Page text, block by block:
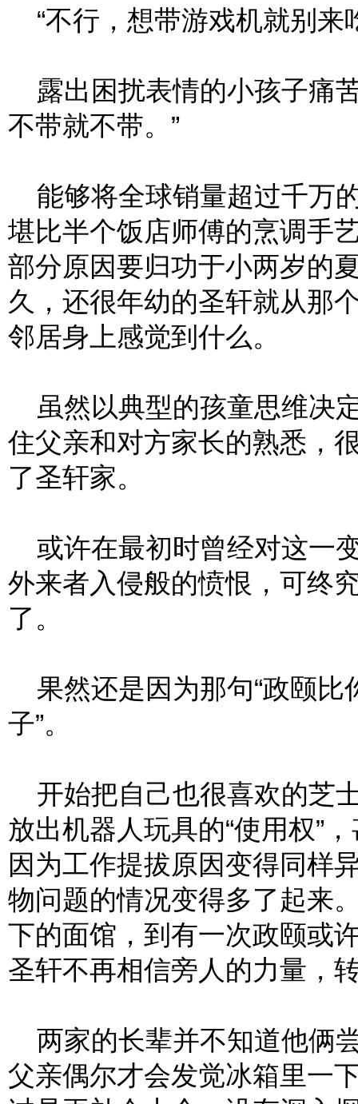
“不行，想带游戏机就别来
露出困扰表情的小孩子痛
不带就不带。”
能够将全球销量超过千万
堪比半个饭店师傅的烹调手
部分原因要归功于小两岁的
久，还很年幼的圣轩就从那
邻居身上感觉到什么。
虽然以典型的孩童思维决
住父亲和对方家长的熟悉，
了圣轩家。
或许在最初时曾经对这一
外来者入侵般的愤恨，可终
了。
果然还是因为那句“政颐比
子”。
开始把自己也很喜欢的芝
放出机器人玩具的“使用权”
因为工作提拔原因变得同样
物问题的情况变得多了起来
下的面馆，到有一次政颐或
圣轩不再相信旁人的力量，
两家的长辈并不知道他俩
父亲偶尔才会发觉冰箱里一